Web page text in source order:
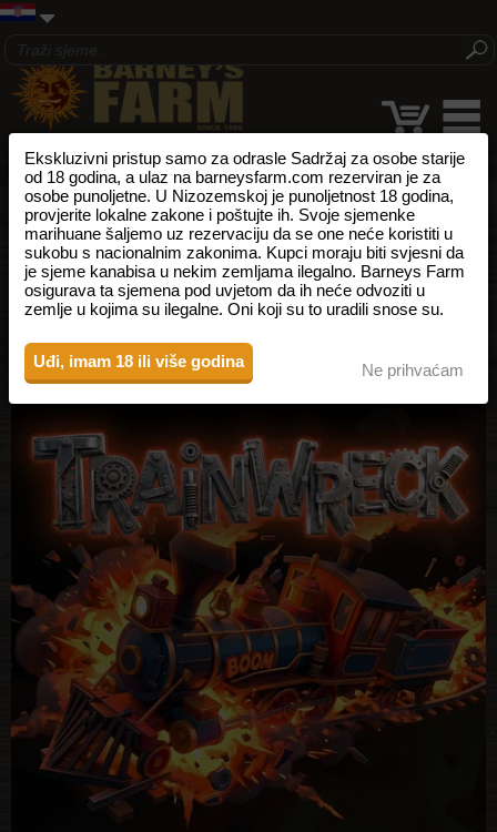
Ekskluzivni pristup samo za odrasle Sadržaj za osobe starije
od 18 godina, a ulaz na barneysfarm.com rezerviran je za
osobe punoljetne. U Nizozemskoj je punoljetnost 18 godina,
provjerite lokalne zakone i poštujte ih. Svoje sjemenke
marihuane šaljemo uz rezervaciju da se one neće koristiti u
sukobu s nacionalnim zakonima. Kupci moraju biti svjesni da
je sjeme kanabisa u nekim zemljama ilegalno. Barneys Farm
osigurava ta sjemena pod uvjetom da ih neće odvoziti u
zemlje u kojima su ilegalne. Oni koji su to uradili snose su.
Uđi, imam 18 ili više godina Ne prihvaćam